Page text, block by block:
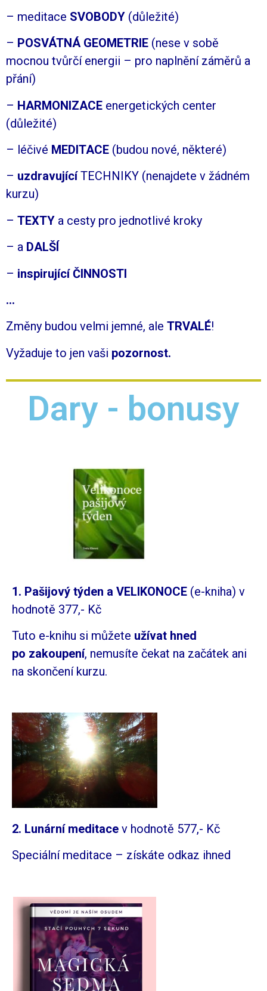
– meditace SVOBODY (důležité)
– POSVÁTNÁ GEOMETRIE (nese v sobě
mocnou tvůrčí energii – pro naplnění záměrů a
přání)
– HARMONIZACE energetických center
(důležité)
– léčivé MEDITACE (budou nové, některé)
– uzdravujícíTECHNIKY (nenajdete v žádném
kurzu)
– TEXTY a cesty pro jednotlivé kroky
– a DALŠÍ
– inspirující ČINNOSTI
…
Změny budou velmi jemné, ale TRVALÉ!
Vyžaduje to jen vaši pozornost.
Dary - bonusy
1. Pašijový týden a VELIKONOCE (e-kniha) v
hodnotě 377,- Kč
Tuto e-knihu si můžete užívat hned
po zakoupení, nemusíte čekat na začátek ani
na skončení kurzu.
2. Lunární meditace v hodnotě 577,- Kč
Speciální meditace – získáte odkaz ihned